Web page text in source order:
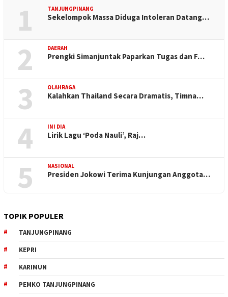
1 TANJUNGPINANG
Sekelompok Massa Diduga Intoleran Datang…
2 DAERAH
Prengki Simanjuntak Paparkan Tugas dan F…
3 OLAHRAGA
Kalahkan Thailand Secara Dramatis, Timna…
4 INI DIA
Lirik Lagu ‘Poda Nauli’, Raj…
5 NASIONAL
Presiden Jokowi Terima Kunjungan Anggota…
TOPIK POPULER
TANJUNGPINANG
KEPRI
KARIMUN
PEMKO TANJUNGPINANG